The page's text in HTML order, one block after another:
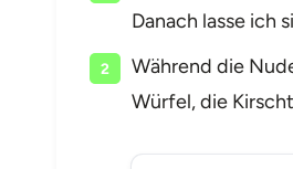
Danach lasse ich
Während die
Würfel, die